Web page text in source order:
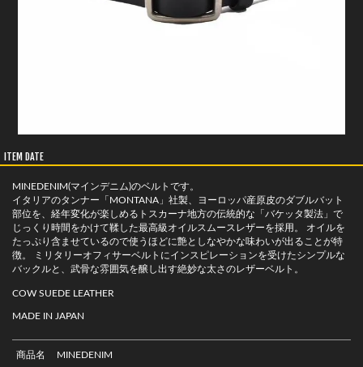
ITEM DATE
MINEDENIM(マインデニム)のベルトです。
イタリアのタンナー「MONTANA」社製、ヨーロッパ産原皮のダブルバット
部位を、経年変化が楽しめるトスカーナ地方の伝統的な「バケッタ製法」で
じっくり時間をかけて鞣した最高級オイルスムースレザーを採用。 オイルを
たっぷり含ませているので使うほどに艶としなやかな味わいが出ることが特
徴。 ミリタリーオフィサーベルトにインスピレーションを受けたシンプルな
バックルと、武骨な雰囲気を醸し出す絶妙な太さのレザーベルト。
COW SUEDE LEATHER
MADE IN JAPAN
商品名 MINEDENIM